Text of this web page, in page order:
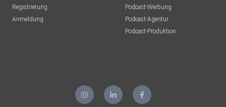
Registrierung
Anmeldung
Podcast-Werbung
Podcast-Agentur
Podcast-Produktion